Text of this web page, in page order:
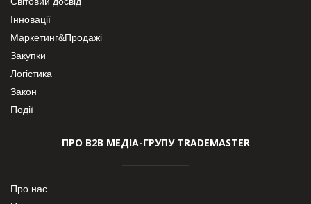
Інновації
Маркетинг&Продажі
Закупки
Логістика
Закон
Події
ПРО В2В МЕДІА-ГРУПУ TRADEMASTER
Про нас